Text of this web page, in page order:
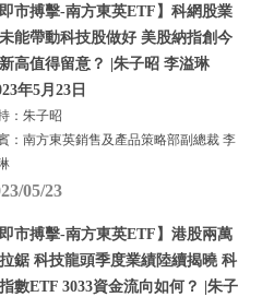
即市搏擊-南方東英ETF】科網股業
能帶動科技股做好 美股納指創今
高值得留意？ |朱子昭 李溢琳
年5月23日
：朱子昭
：南方東英銷售及產品策略部副總裁 李
05/23
即市搏擊-南方東英ETF】港股兩萬
鋸 科技龍頭季度業績陸續揭曉 科
數ETF 3033資金流向如何？ |朱子